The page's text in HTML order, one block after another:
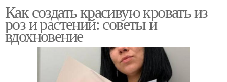
Как создать красивую кровать из
роз и растений: советы и
вдохновение